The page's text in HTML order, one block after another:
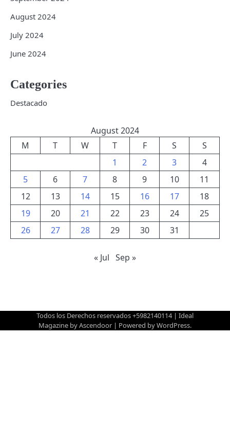
August 2024
July 2024
June 2024
Categories
Destacado
August 2024
M
T W T F S
S
1
2 3
4
5
6 7 8 9 10
11
12
13 14 15 16 17
18
19
20 21 22 23 24
25
26
27 28 29 30 31
« Jul Sep »
Todos los Derechos reservados +5982140114 | Ideal
Magazine byAscendoor | Powered byWordPress.